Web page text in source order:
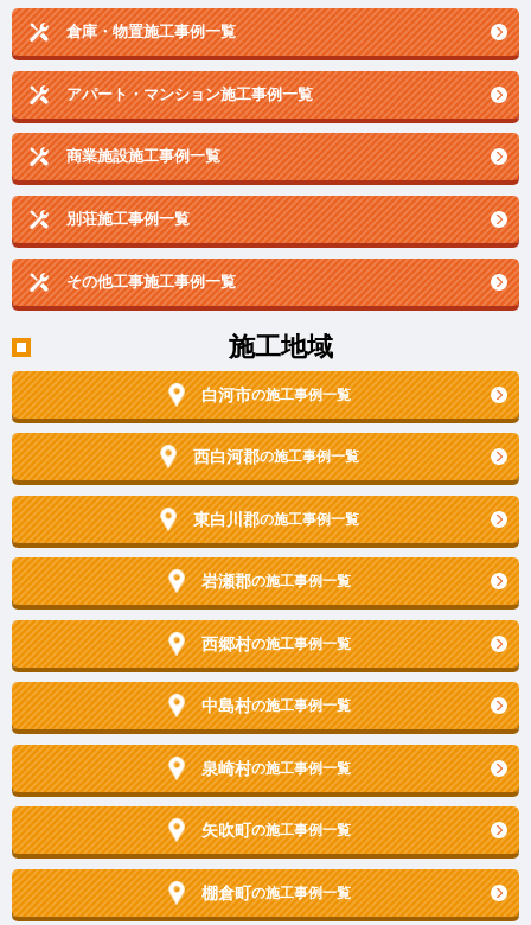
倉庫・物置施工事例一覧
アパート・マンション施工事例一覧
商業施設施工事例一覧
別荘施工事例一覧
その他工事施工事例一覧
施工地域
白河市の施工事例一覧
西白河郡の施工事例一覧
東白川郡の施工事例一覧
岩瀬郡の施工事例一覧
西郷村の施工事例一覧
中島村の施工事例一覧
泉崎村の施工事例一覧
矢吹町の施工事例一覧
棚倉町の施工事例一覧